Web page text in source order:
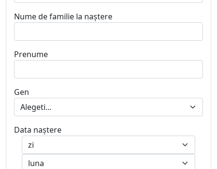
Nume de familie la naştere
Prenume
Gen
Data naştere